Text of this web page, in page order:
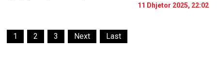
11 Dhjetor 2025, 22:02
1 2 3 Next Last